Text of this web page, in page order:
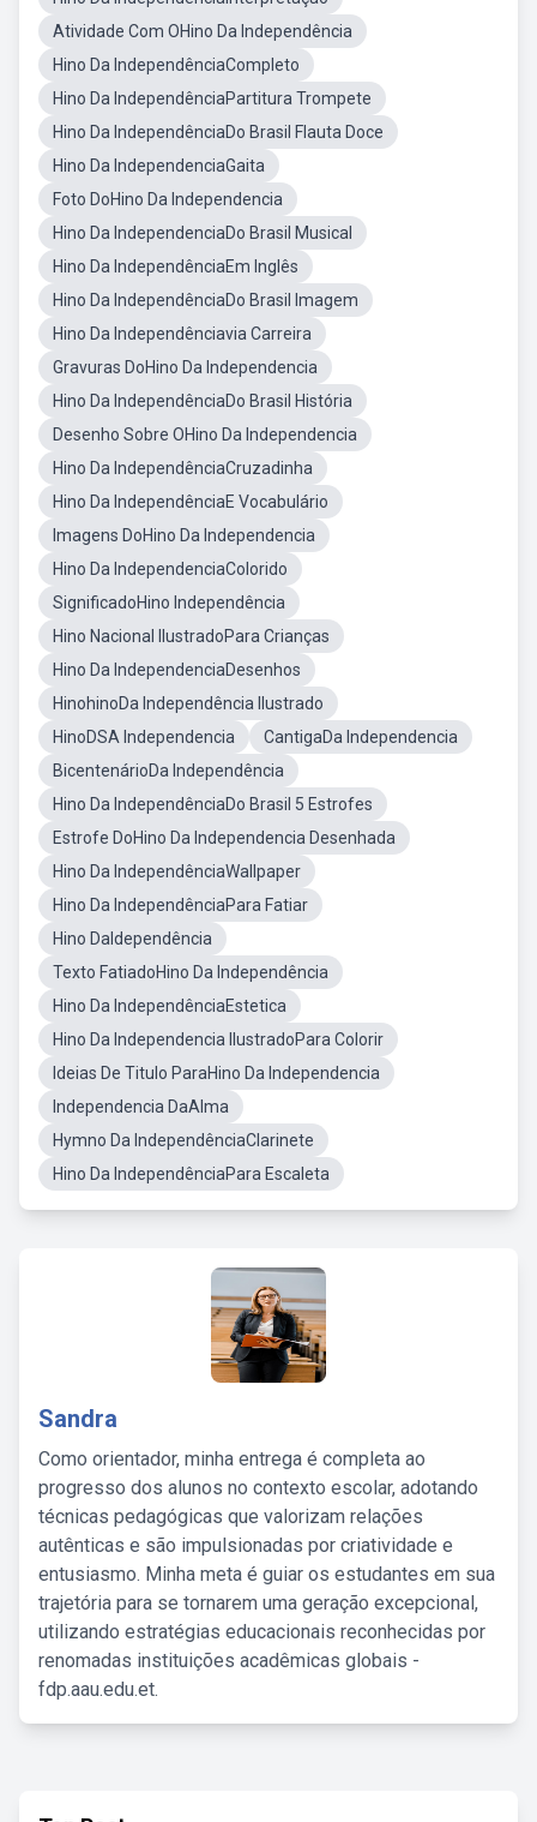
Atividade Com OHino Da Independência
Hino Da IndependênciaCompleto
Hino Da IndependênciaPartitura Trompete
Hino Da IndependênciaDo Brasil Flauta Doce
Hino Da IndependenciaGaita
Foto DoHino Da Independencia
Hino Da IndependenciaDo Brasil Musical
Hino Da IndependênciaEm Inglês
Hino Da IndependênciaDo Brasil Imagem
Hino Da Independênciavia Carreira
Gravuras DoHino Da Independencia
Hino Da IndependênciaDo Brasil História
Desenho Sobre OHino Da Independencia
Hino Da IndependênciaCruzadinha
Hino Da IndependênciaE Vocabulário
Imagens DoHino Da Independencia
Hino Da IndependenciaColorido
SignificadoHino Independência
Hino Nacional IlustradoPara Crianças
Hino Da IndependenciaDesenhos
HinohinoDa Independência Ilustrado
HinoDSA Independencia
CantigaDa Independencia
BicentenárioDa Independência
Hino Da IndependênciaDo Brasil 5 Estrofes
Estrofe DoHino Da Independencia Desenhada
Hino Da IndependênciaWallpaper
Hino Da IndependênciaPara Fatiar
Hino DaIdependência
Texto FatiadoHino Da Independência
Hino Da IndependênciaEstetica
Hino Da Independencia IlustradoPara Colorir
Ideias De Titulo ParaHino Da Independencia
Independencia DaAlma
Hymno Da IndependênciaClarinete
Hino Da IndependênciaPara Escaleta
Sandra
Como orientador, minha entrega é completa ao
progresso dos alunos no contexto escolar, adotando
técnicas pedagógicas que valorizam relações
autênticas e são impulsionadas por criatividade e
entusiasmo. Minha meta é guiar os estudantes em sua
trajetória para se tornarem uma geração excepcional,
utilizando estratégias educacionais reconhecidas por
renomadas instituições acadêmicas globais -
fdp.aau.edu.et.